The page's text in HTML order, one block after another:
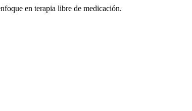
en terapia libre de medicación.